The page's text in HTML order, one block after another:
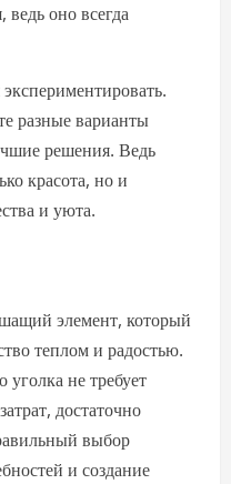
оно всегда
разные варианты
решения. Ведь
красота, но и
и уюта.
элемент, который
теплом и радостью.
не требует
достаточно
выбор
и создание